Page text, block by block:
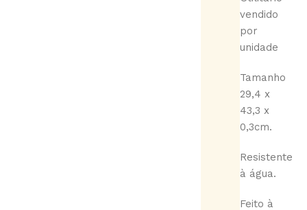
vendido
por
unidade
Tamanho
29,4 x
43,3 x
0,3cm.
Resistente
à água.
Feito à